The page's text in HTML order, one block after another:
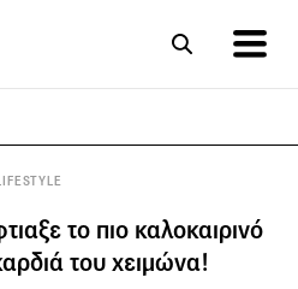
το πιο καλοκαιρινό
του χειμώνα!